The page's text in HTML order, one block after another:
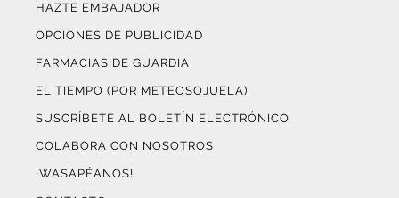
HAZTE EMBAJADOR
OPCIONES DE PUBLICIDAD
FARMACIAS DE GUARDIA
EL TIEMPO (POR METEOSOJUELA)
SUSCRÍBETE AL BOLETÍN ELECTRÓNICO
COLABORA CON NOSOTROS
¡WASAPÉANOS!